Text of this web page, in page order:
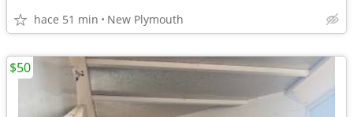
hace 51 min New Plymouth
$50